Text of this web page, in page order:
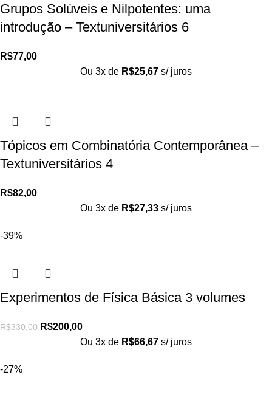
Grupos Solúveis e Nilpotentes: uma
introdução – Textuniversitários 6
R$77,00
Ou 3x de R$25,67 s/ juros
Tópicos em Combinatória Contemporânea –
Textuniversitários 4
R$82,00
Ou 3x de R$27,33 s/ juros
-39%
Experimentos de Física Básica 3 volumes
R$330,00 R$200,00
Ou 3x de R$66,67 s/ juros
-27%